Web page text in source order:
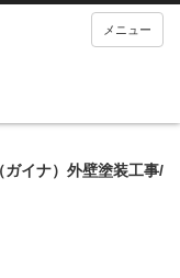
メニュー
イナ）外壁塗装工事/